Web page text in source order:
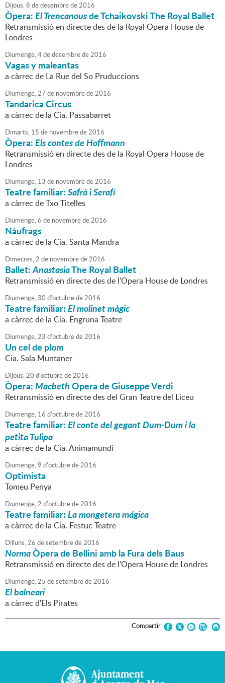
Dijous,8 dedesembrede2016
Òpera:El Trencanousde Tchaikovski The Royal Ballet
Retransmissió en directe des de la Royal Opera House de
Londres
Diumenge,4dedesembrede2016
Vagas y maleantas
a càrrec de La Rue del So Pruduccions
Diumenge,27 de novembrede2016
Tandarica Circus
a càrrec de la Cia. Passabarret
Dimarts, 15 de novembrede2016
Òpera:Els contes de Hoffmann
Retransmissió en directe des de la Royal Opera House de
Londres
Diumenge, 13 de novembrede2016
Teatre familiar:Safrà i Serafí
a càrrec de Txo Titelles
Diumenge,6 de novembrede2016
Nàufrags
a càrrec de la Cia. Santa Mandra
Dimecres,2 de novembrede2016
Ballet:AnastasiaThe Royal Ballet
Retransmissió en directe des de l'Opera House de Londres
Diumenge,30 d'octubrede2016
Teatre familiar:El molinet màgic
a càrrec de la Cia. Engruna Teatre
Diumenge,23 d'octubrede2016
Un cel de plom
Cia. Sala Muntaner
Dijous,20 d'octubrede2016
Òpera:MacbethOpera de Giuseppe Verdi
Retransmissió en directe des del Gran Teatre del Liceu
Diumenge, 16 d'octubrede2016
Teatre familiar:El conte del gegant Dum-Dum i la
petita Tulipa
a càrrec de la Cia. Animamundi
Diumenge,9 d'octubrede2016
Optimista
Tomeu Penya
Diumenge,2 d'octubrede2016
Teatre familiar:La mongetera mágica
a càrrec de la Cia. Festuc Teatre
Dilluns,26 desetembrede2016
NormaÒpera de Bellini amb la Fura dels Baus
Retransmissió en directe des de l'Opera House de Londres
Diumenge,25 desetembrede2016
El balneari
a càrrec d'Els Pirates
Compartir